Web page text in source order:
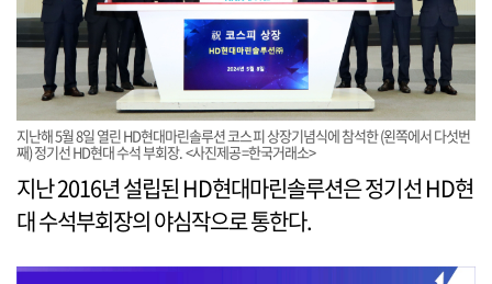
지난해 5월 8일 열린 HD현대마린솔루션 코스피 상장기념식에 참석한 (왼쪽에서 다섯번
째) 정기선 HD현대 수석 부회장. <사진제공=한국거래소>
지난 2016년 설립된 HD현대마린솔루션은 정기선 HD현
대 수석부회장의 야심작으로 통한다.